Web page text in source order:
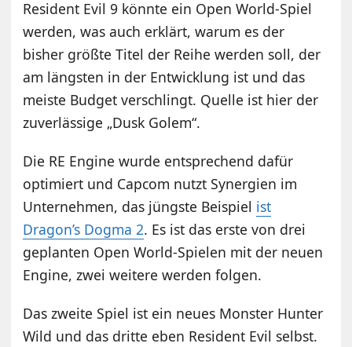
Resident Evil 9 könnte ein Open World-Spiel
werden, was auch erklärt, warum es der
bisher größte Titel der Reihe werden soll, der
am längsten in der Entwicklung ist und das
meiste Budget verschlingt. Quelle ist hier der
zuverlässige „Dusk Golem“.
Die RE Engine wurde entsprechend dafür
optimiert und Capcom nutzt Synergien im
Unternehmen, das jüngste Beispiel ist
Dragon’s Dogma 2. Es ist das erste von drei
geplanten Open World-Spielen mit der neuen
Engine, zwei weitere werden folgen.
Das zweite Spiel ist ein neues Monster Hunter
Wild und das dritte eben Resident Evil selbst.